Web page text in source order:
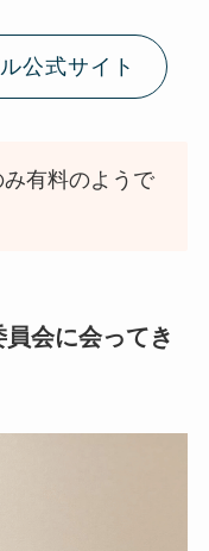
公式サイト
有料のようで
員会に会ってき